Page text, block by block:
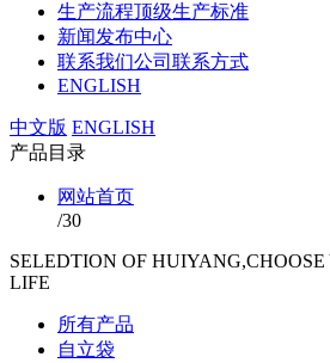
生产流程顶级生产标准
新闻发布中心
联系我们公司联系方式
ENGLISH
中文版 ENGLISH
产品目录
网站首页
/30
SELEDTION OF
LIFE
所有产品
自立袋